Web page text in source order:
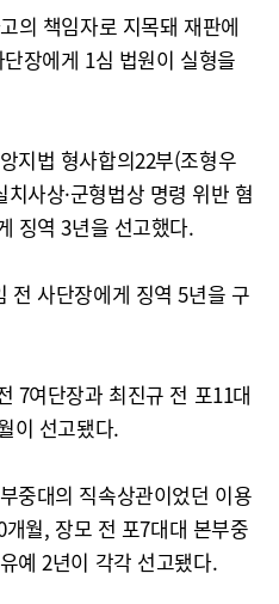
의 책임자로 지목돼 재판에
장에게 1심 법원이 실형을
지법 형사합의22부(조형우
사상·군형법상 명령 위반 혐
징역 3년을 선고했다.
전 사단장에게 징역 5년을 구
7여단장과 최진규 전 포11대
이 선고됐다.
중대의 직속상관이었던 이용
월, 장모 전 포7대대 본부중
예 2년이 각각 선고됐다.